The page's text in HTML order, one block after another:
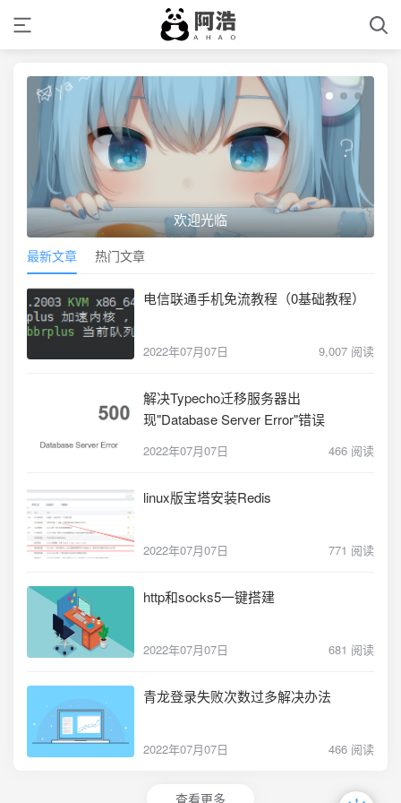
欢迎光临
最新文章 热门文章
电信联通手机免流教程（0基础教程）
2022年07月07日 9,007 阅读
解决Typecho迁移服务器出
现"Database Server Error"错误
2022年07月07日 466 阅读
linux版宝塔安装Redis
2022年07月07日 771 阅读
http和socks5一键搭建
2022年07月07日 681 阅读
青龙登录失败次数过多解决办法
2022年07月07日 466 阅读
查看更多